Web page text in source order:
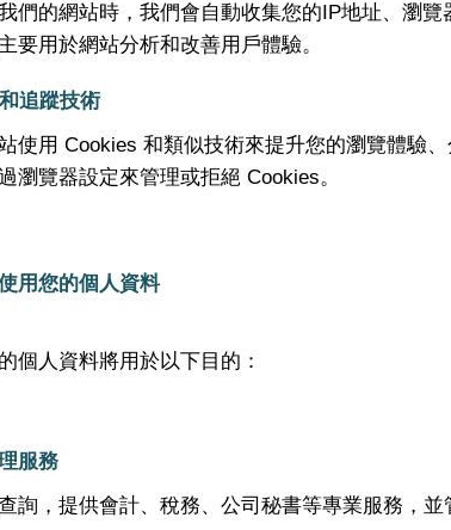
們的網站時，我們會自動收集您的IP地址、瀏
要用於網站分析和改善用戶體驗。
追蹤技術
使用 Cookies 和類似技術來提升您的瀏覽體驗
瀏覽器設定來管理或拒絕 Cookies。
用您的個人資料
個人資料將用於以下目的：
服務
詢，提供會計、稅務、公司秘書等專業服務，並